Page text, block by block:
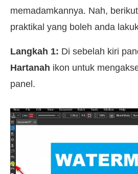
memadamkannya. Nah,
praktikal yang boleh anda
Langkah 1: Di sebelah kiri
Hartanah ikon untuk
panel.